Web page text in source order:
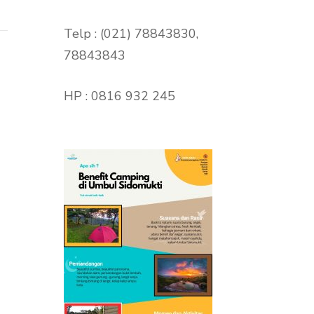
Telp : (021) 78843830,
78843843
HP : 0816 932 245